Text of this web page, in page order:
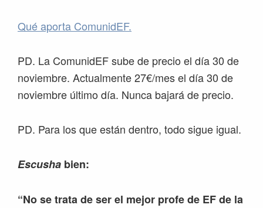
Qué aporta ComunidEF.
PD. La ComunidEF sube de precio el día 30 de
noviembre. Actualmente 27€/mes el día 30 de
noviembre último día. Nunca bajará de precio.
PD. Para los que están dentro, todo sigue igual.
Escusha bien:
“No se trata de ser el mejor profe de EF de la